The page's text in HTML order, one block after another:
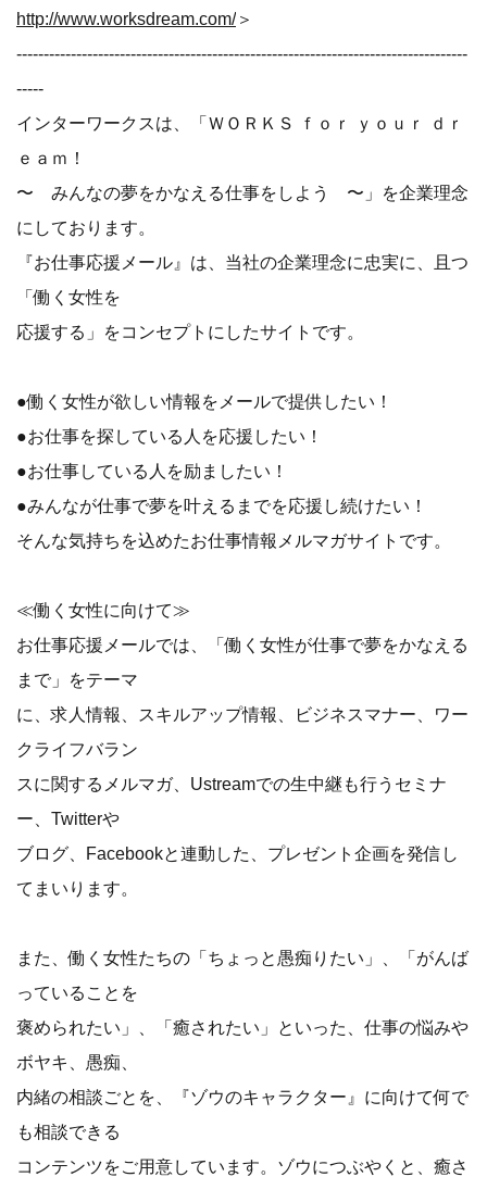
http://www.worksdream.com/ ＞
-----------------------------------------------------------------------------------
-----
インターワークスは、「ＷＯＲＫＳ ｆｏｒ ｙｏｕｒ ｄｒ
ｅａｍ！
〜 みんなの夢をかなえる仕事をしよう 〜」を企業理念
にしております。
『お仕事応援メール』は、当社の企業理念に忠実に、且つ
「働く女性を
応援する」をコンセプトにしたサイトです。
●働く女性が欲しい情報をメールで提供したい！
●お仕事を探している人を応援したい！
●お仕事している人を励ましたい！
●みんなが仕事で夢を叶えるまでを応援し続けたい！
そんな気持ちを込めたお仕事情報メルマガサイトです。
≪働く女性に向けて≫
お仕事応援メールでは、「働く女性が仕事で夢をかなえる
まで」をテーマ
に、求人情報、スキルアップ情報、ビジネスマナー、ワー
クライフバラン
スに関するメルマガ、Ustreamでの生中継も行うセミナ
ー、Twitterや
ブログ、Facebookと連動した、プレゼント企画を発信し
てまいります。
また、働く女性たちの「ちょっと愚痴りたい」、「がんば
っていることを
褒められたい」、「癒されたい」といった、仕事の悩みや
ボヤキ、愚痴、
内緒の相談ごとを、『ゾウのキャラクター』に向けて何で
も相談できる
コンテンツをご用意しています。ゾウにつぶやくと、癒さ